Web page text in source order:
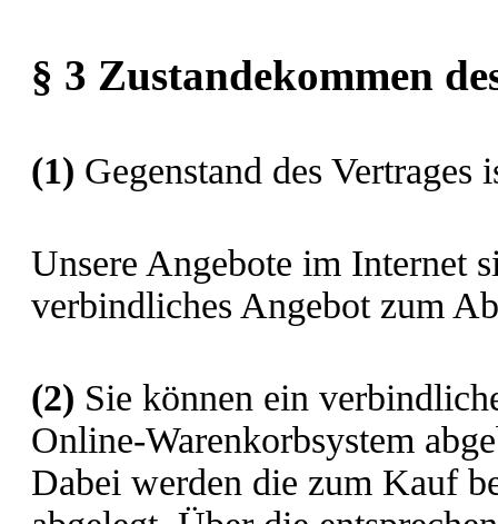
§ 3 Zustandekommen
(1) Gegenstand des
Unsere Angebote im Internet
verbindliches Angebot zum
(2) Sie können ein
Online-Warenkorbsystem
Dabei werden die zum Kauf